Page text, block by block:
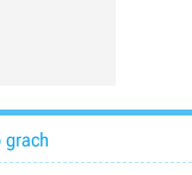
grach